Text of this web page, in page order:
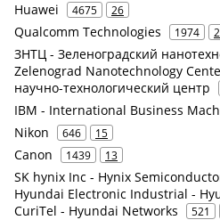
Huawei 4675 26
Qualcomm Technologies 1974
ЗНТЦ - Зеленоградский
Zelenograd Nanotechnology
научно-технологический центр
IBM - International Business
Nikon 646 15
Canon 1439 13
SK hynix Inc - Hynix
Hyundai Electronic Industrial -
CuriTel - Hyundai Networks
521